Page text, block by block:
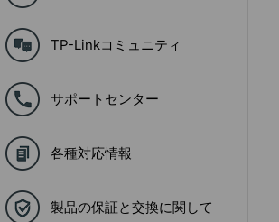
TP-Linkコミュニティ
サポートセンター
各種対応情報
製品の保証と交換に関して